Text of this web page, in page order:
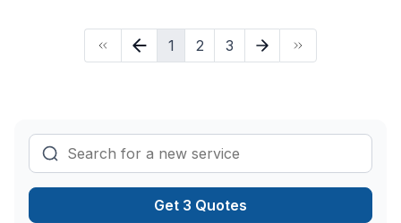
remettre de niveau. De refaire totalement où partiellement un
muret d’interbloc qui s’effondre ou s’affaisse. De travailler
avec des éléments déjà sur place, dans le but de les
avec des marques comme Permacon, Bolduc ou Rinox. De la
création d’allées piétons, jusqu’a la mise en place d’un bassin
d’eau, d’un jardin ou d’une terrasse, les possibilités sont
infinies. Du petits aux plus grand projets, nous ne laissons
rien au hasard. S’il nous ai possible de vous venir en aide
1 2 3
Get 3 Quotes